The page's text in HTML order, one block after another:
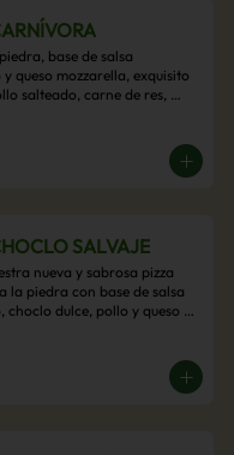
base de salsa
queso mozzarella, exquisito
salteado, carne de res,
SALVAJE
nueva y sabrosa pizza
la piedra con base de salsa
choclo dulce, pollo y queso